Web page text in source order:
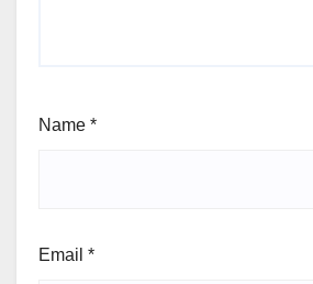
Name *
Email *